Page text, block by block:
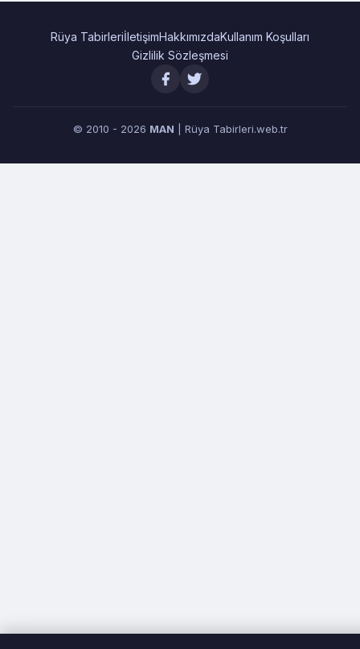
Rüya TabirleriİletişimHakkımızdaKullanım Koşulları
Gizlilik Sözleşmesi
© 2010 - 2026 MAN | Rüya Tabirleri.web.tr